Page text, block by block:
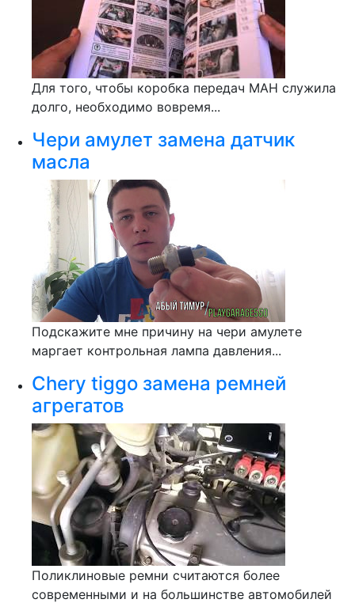
Для того, чтобы коробка передач МАН служила
долго, необходимо вовремя...
Чери амулет замена датчик
масла
Подскажите мне причину на чери амулете
маргает контрольная лампа давления...
Chery tiggo замена ремней
агрегатов
Поликлиновые ремни считаются более
современными и на большинстве автомобилей